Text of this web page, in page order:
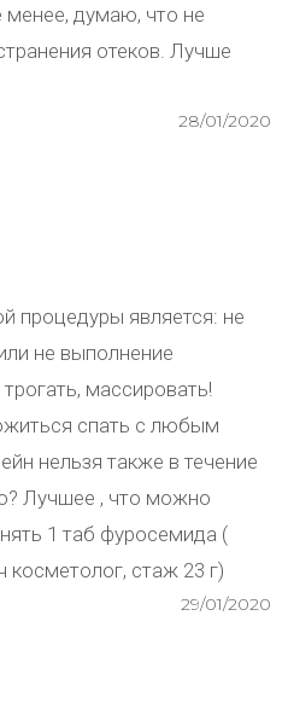
думаю, что не
отеков. Лучше
28/01/2020
процедуры является: не
не выполнение
массировать!
спать с любым
нельзя также в течение
Лучшее , что можно
1 таб фуросемида (
стаж 23 г)
29/01/2020